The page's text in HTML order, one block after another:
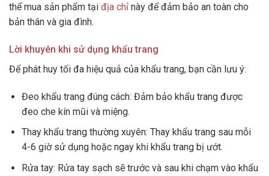
thể mua sản phẩm tại địa chỉ này để đảm bảo an toàn cho
bản thân và gia đình.
Lời khuyên khi sử dụng khẩu trang
Để phát huy tối đa hiệu quả của khẩu trang, bạn cần lưu ý:
Đeo khẩu trang đúng cách: Đảm bảo khẩu trang được
đeo che kín mũi và miệng.
Thay khẩu trang thường xuyên: Thay khẩu trang sau mỗi
4-6 giờ sử dụng hoặc ngay khi khẩu trang bị ướt.
Rửa tay: Rửa tay sạch sẽ trước và sau khi chạm vào khẩu